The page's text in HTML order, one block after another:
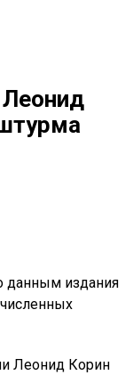
Леонид
данным издания
Леонид Корин